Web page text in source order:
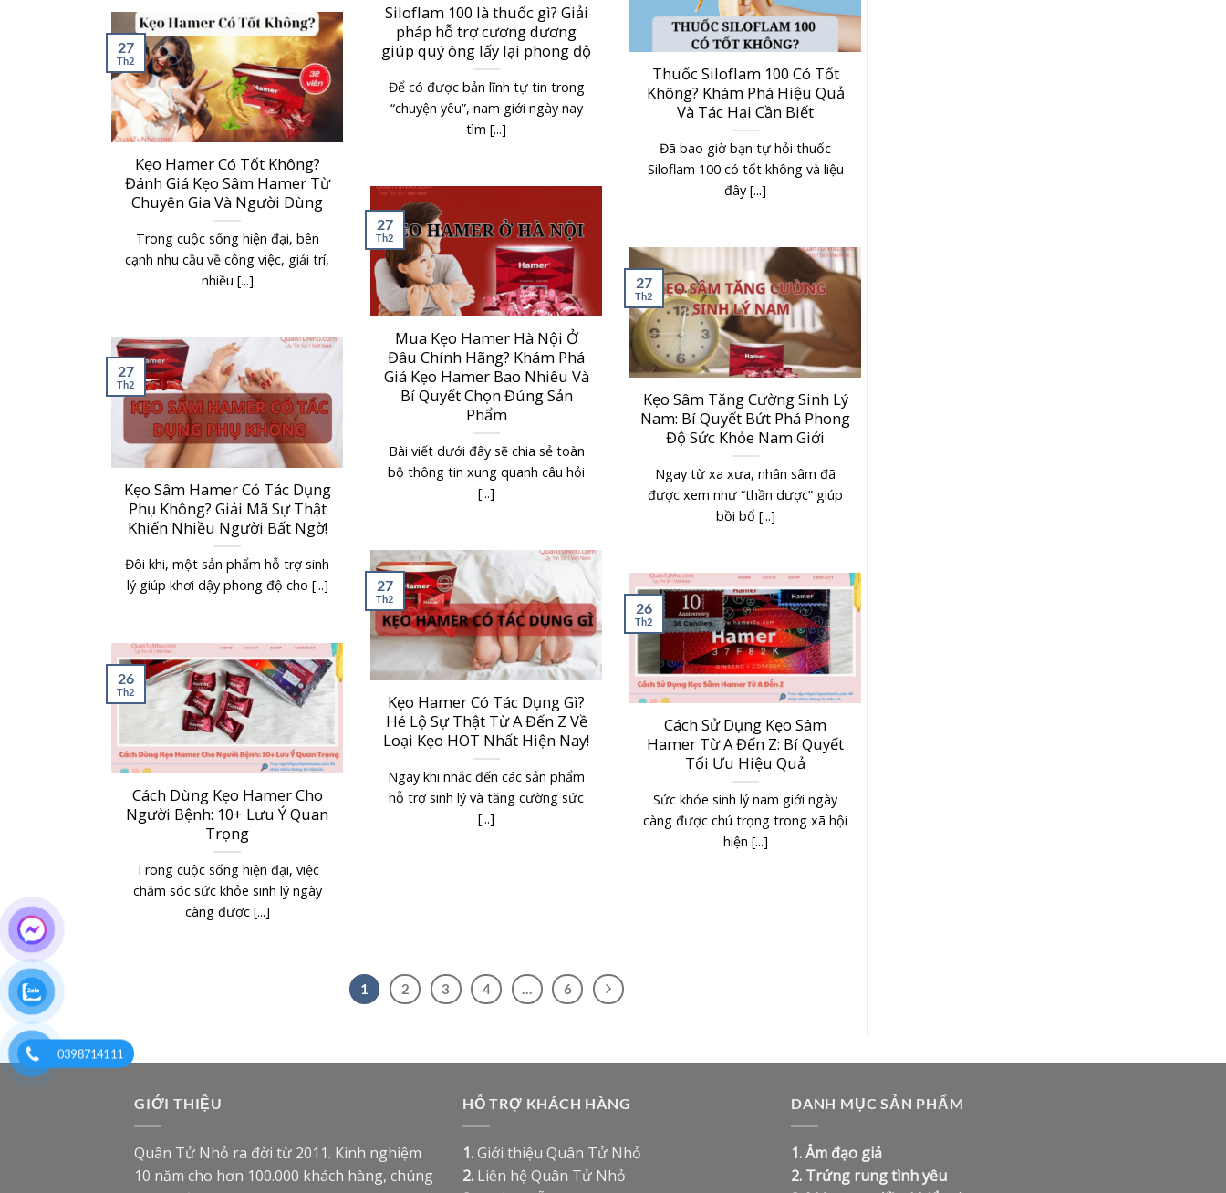
Siloflam 100 là thuốc gì? Giải
pháp hỗ trợ cương dương
giúp quý ông lấy lại phong độ
Để có được bản lĩnh tự tin trong
“chuyện yêu”, nam giới ngày nay
tìm [...]
Thuốc Siloflam 100 Có Tốt
Không? Khám Phá Hiệu Quả
Và Tác Hại Cần Biết
Đã bao giờ bạn tự hỏi thuốc
Siloflam 100 có tốt không và liệu
đây [...]
Kẹo Hamer Có Tốt Không?
Đánh Giá Kẹo Sâm Hamer Từ
Chuyên Gia Và Người Dùng
Trong cuộc sống hiện đại, bên
cạnh nhu cầu về công việc, giải trí,
nhiều [...]
27
Th2
Mua Kẹo Hamer Hà Nội Ở
Đâu Chính Hãng? Khám Phá
Giá Kẹo Hamer Bao Nhiêu Và
Bí Quyết Chọn Đúng Sản
Phẩm
Bài viết dưới đây sẽ chia sẻ toàn
bộ thông tin xung quanh câu hỏi
[...]
27
Th2
Kẹo Sâm Tăng Cường Sinh Lý
Nam: Bí Quyết Bứt Phá Phong
Độ Sức Khỏe Nam Giới
Ngay từ xa xưa, nhân sâm đã
được xem như “thần dược” giúp
bồi bổ [...]
27
Th2
Kẹo Sâm Hamer Có Tác Dụng
Phụ Không? Giải Mã Sự Thật
Khiến Nhiều Người Bất Ngờ!
Đôi khi, một sản phẩm hỗ trợ sinh
lý giúp khơi dậy phong độ cho [...]
27
Th2
Kẹo Hamer Có Tác Dụng Gì?
Hé Lộ Sự Thật Từ A Đến Z Về
Loại Kẹo HOT Nhất Hiện Nay!
Ngay khi nhắc đến các sản phẩm
hỗ trợ sinh lý và tăng cường sức
[...]
27
Th2
Cách Sử Dụng Kẹo Sâm
Hamer Từ A Đến Z: Bí Quyết
Tối Ưu Hiệu Quả
Sức khỏe sinh lý nam giới ngày
càng được chú trọng trong xã hội
hiện [...]
26
Th2
Cách Dùng Kẹo Hamer Cho
Người Bệnh: 10+ Lưu Ý Quan
Trọng
Trong cuộc sống hiện đại, việc
chăm sóc sức khỏe sinh lý ngày
càng được [...]
26
Th2
1 2 3 4 … 6
GIỚI THIỆU
Quân Tử Nhỏ ra đời từ 2011. Kinh nghiệm
10 năm cho hơn 100.000 khách hàng, chúng
HỖ TRỢ KHÁCH HÀNG
1.Giới thiệu Quân Tử Nhỏ
2. Liên hệ Quân Tử Nhỏ
DANH MỤC SẢN PHẨM
1.Âm đạo giả
2. Trứng rung tình yêu
0398714111